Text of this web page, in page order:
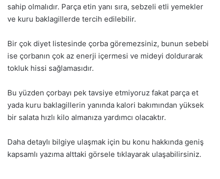
sahip olmalıdır. Parça etin yanı sıra, sebzeli etli yemekler
ve kuru baklagillerde tercih edilebilir.
Bir çok diyet listesinde çorba göremezsiniz, bunun sebebi
ise çorbanın çok az enerji içermesi ve mideyi doldurarak
tokluk hissi sağlamasıdır.
Bu yüzden çorbayı pek tavsiye etmiyoruz fakat parça et
yada kuru baklagillerin yanında kalori bakımından yüksek
bir salata hızlı kilo almanıza yardımcı olacaktır.
Daha detaylı bilgiye ulaşmak için bu konu hakkında geniş
kapsamlı yazıma alttaki görsele tıklayarak ulaşabilirsiniz.